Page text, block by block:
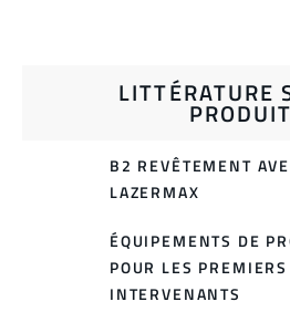
LITTÉRATURE
B2 REVÊTEMENT
LAZERMAX
ÉQUIPEMENTS DE
POUR LES PREMIERS
INTERVENANTS